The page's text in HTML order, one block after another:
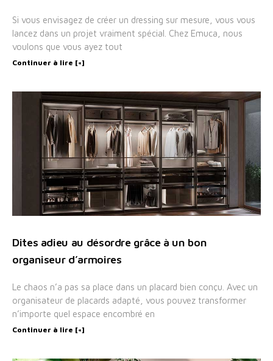
Si vous envisagez de créer un dressing sur mesure, vous vous
lancez dans un projet vraiment spécial. Chez Emuca, nous
voulons que vous ayez tout
Continuer à lire [+]
Dites adieu au désordre grâce à un bon
organiseur d’armoires
Le chaos n’a pas sa place dans un placard bien conçu. Avec un
organisateur de placards adapté, vous pouvez transformer
n’importe quel espace encombré en
Continuer à lire [+]